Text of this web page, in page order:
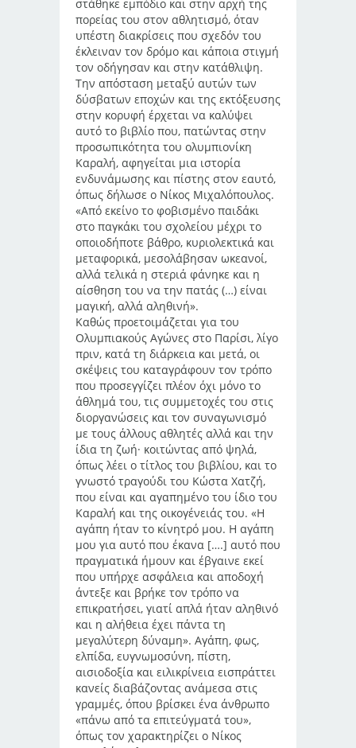
στάθηκε εμπόδιο και στην αρχή της
πορείας του στον αθλητισμό, όταν
υπέστη διακρίσεις που σχεδόν του
έκλειναν τον δρόμο και κάποια στιγμή
τον οδήγησαν και στην κατάθλιψη.
Την απόσταση μεταξύ αυτών των
δύσβατων εποχών και της εκτόξευσης
στην κορυφή έρχεται να καλύψει
αυτό το βιβλίο που, πατώντας στην
προσωπικότητα του ολυμπιονίκη
Καραλή, αφηγείται μια ιστορία
ενδυνάμωσης και πίστης στον εαυτό,
όπως δήλωσε ο Νίκος Μιχαλόπουλος.
«Από εκείνο το φοβισμένο παιδάκι
στο παγκάκι του σχολείου μέχρι το
οποιοδήποτε βάθρο, κυριολεκτικά και
μεταφορικά, μεσολάβησαν ωκεανοί,
αλλά τελικά η στεριά φάνηκε και η
αίσθηση του να την πατάς (…) είναι
μαγική, αλλά αληθινή».
Καθώς προετοιμάζεται για του
Ολυμπιακούς Αγώνες στο Παρίσι, λίγο
πριν, κατά τη διάρκεια και μετά, οι
σκέψεις του καταγράφουν τον τρόπο
που προσεγγίζει πλέον όχι μόνο το
άθλημά του, τις συμμετοχές του στις
διοργανώσεις και τον συναγωνισμό
με τους άλλους αθλητές αλλά και την
ίδια τη ζωή· κοιτώντας από ψηλά,
όπως λέει ο τίτλος του βιβλίου, και το
γνωστό τραγούδι του Κώστα Χατζή,
που είναι και αγαπημένο του ίδιο του
Καραλή και της οικογένειάς του. «Η
αγάπη ήταν το κίνητρό μου. Η αγάπη
μου για αυτό που έκανα [….] αυτό που
πραγματικά ήμουν και έβγαινε εκεί
που υπήρχε ασφάλεια και αποδοχή
άντεξε και βρήκε τον τρόπο να
επικρατήσει, γιατί απλά ήταν αληθινό
και η αλήθεια έχει πάντα τη
μεγαλύτερη δύναμη». Αγάπη, φως,
ελπίδα, ευγνωμοσύνη, πίστη,
αισιοδοξία και ειλικρίνεια εισπράττει
κανείς διαβάζοντας ανάμεσα στις
γραμμές, όπου βρίσκει ένα άνθρωπο
«πάνω από τα επιτεύγματά του»,
όπως τον χαρακτηρίζει ο Νίκος